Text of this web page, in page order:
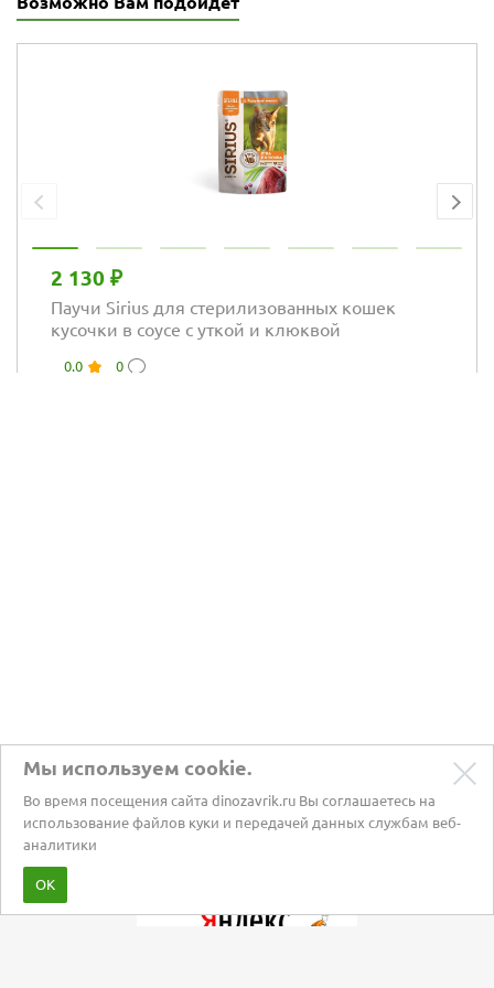
2 130 ₽
Паучи Sirius для стерилизованных кошек
кусочки в соусе с уткой и клюквой
0.0 0
Мы используем cookie.
Во время посещения сайта dinozavrik.ru Вы соглашаетесь на
использование файлов куки и передачей данных службам веб-
аналитики
ОК